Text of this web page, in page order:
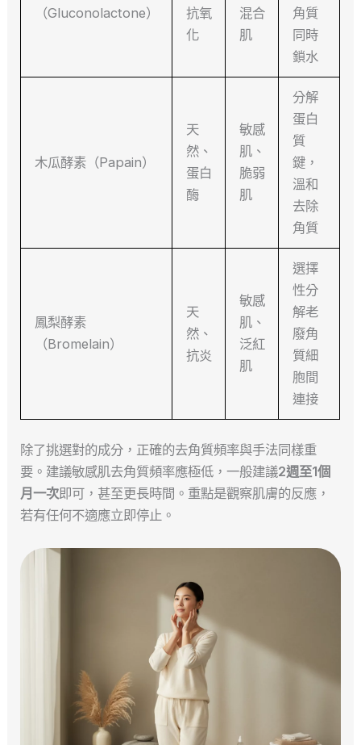
（Gluconolactone）
抗氧
化
混合
肌
角質
同時
鎖水
木瓜酵素（Papain）
天
然、
蛋白
酶
敏感
肌、
脆弱
肌
分解
蛋白
質
鍵，
溫和
去除
角質
鳳梨酵素
（Bromelain）
天
然、
抗炎
敏感
肌、
泛紅
肌
選擇
性分
解老
廢角
質細
胞間
連接
除了挑選對的成分，正確的去角質頻率與手法同樣重
要。建議敏感肌去角質頻率應極低，一般建議2週至1個
月一次即可，甚至更長時間。重點是觀察肌膚的反應，
若有任何不適應立即停止。